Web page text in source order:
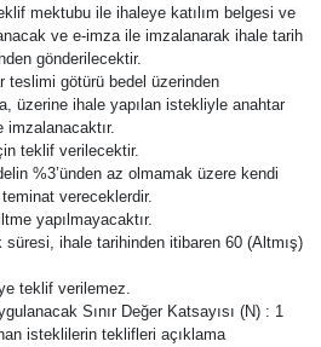
mektubu ile ihaleye katılım belgesi ve
ve e-imza ile imzalanarak ihale tarih
gönderilecektir.
teslimi götürü bedel üzerinden
üzerine ihale yapılan istekliyle anahtar
teklif verilecektir.
%3’ünden az olmamak üzere kendi
vereceklerdir.
yapılmayacaktır.
ihale tarihinden itibaren 60 (Altmış)
teklif verilemez.
Sınır Değer Katsayısı (N) : 1
isteklilerin teklifleri açıklama